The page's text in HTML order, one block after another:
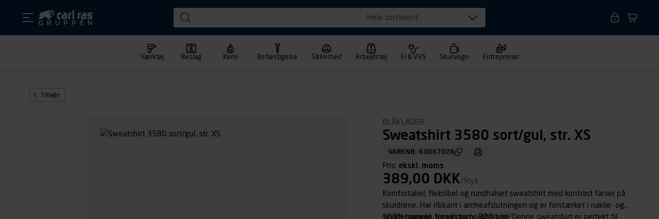
Hele sortiment
Værktøj Beslag Kemi Befæstigelse Sikkerhed Arbejdstøj El & VVS Skurvogn Entreprenør
Tilbage
BLÅKLÄDER
Sweatshirt 3580 sort/gul, str. XS
VARENR: 63067026
Pris: ekskl. moms
389,00 DKK/Styk
Komfortabel, fleksibel og rundhalset sweatshirt med kontrast farver på
skuldrene. Har ribkant i ærmeafslutningen og er forstærket i nakke- og
skuldersømme for ekstra holdbarhed. Denne sweatshirt er perfekt til
100% bomuld, french terry, 320 g/m²